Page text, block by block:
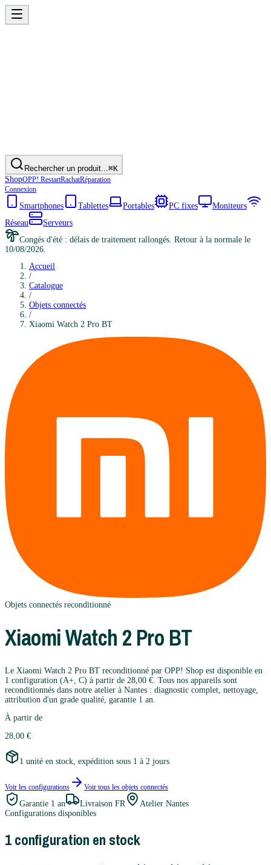
Rechercher un produit...⌘K
ShopOPP! RestartRachatRéparation
Connexion
Smartphones Tablettes Portables PC fixes
Moniteurs
Réseau
Serveurs
Congés d'été : délais de traitement rallongés. Retour à la normale le
10/08/2026.
Accueil
/
Catalogue
/
Objets connectés
/
Xiaomi Watch 2 Pro BT
Objets connectés reconditionné
XiaomiWatch 2 Pro BT
Le Xiaomi Watch 2 Pro BT reconditionné par OPP! Shop est disponible en
1 configuration (A+, C) à partir de 28,00 €. Tous nos appareils sont
reconditionnés dans notre atelier à Nantes : diagnostic complet, nettoyage,
attribution d'un grade qualité, garantie 1 an.
À partir de
28,00 €
1 unité en stock, expédition sous 1 à 2 jours
Voir les configurations Voir tous les objets connectés
Garantie 1 an Livraison FR
Atelier Nantes
Configurations disponibles
1configuration en stock